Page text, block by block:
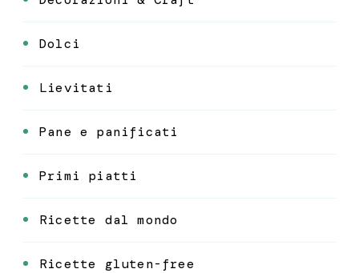
Dolci
Lievitati
Pane e panificati
Primi piatti
Ricette dal mondo
Ricette gluten-free